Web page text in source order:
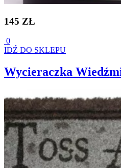
145 ZŁ
0
IDŹ DO SKLEPU
Wycieraczka